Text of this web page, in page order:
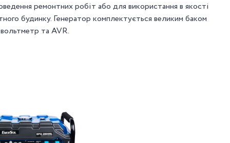
ремонтних робіт або для використання в якості
будинку. Генератор комплектується великим баком
та AVR.